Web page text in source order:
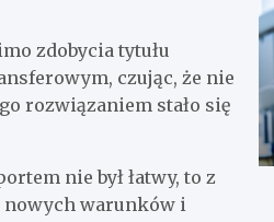
zdobycia tytułu
czując, że nie
rozwiązaniem stało się
nie był łatwy, to z
nowych warunków i